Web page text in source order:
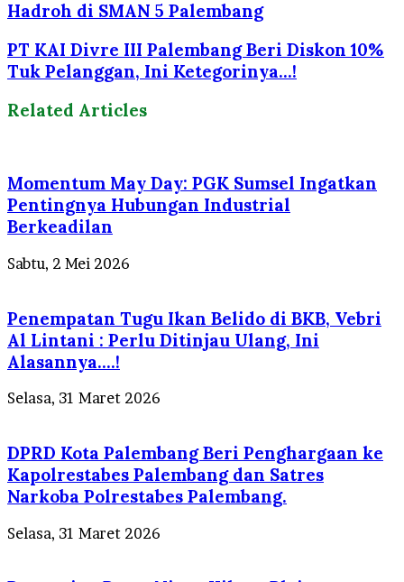
Hadroh di SMAN 5 Palembang
PT KAI Divre III Palembang Beri Diskon 10%
Tuk Pelanggan, Ini Ketegorinya...!
Related Articles
Momentum May Day: PGK Sumsel Ingatkan
Pentingnya Hubungan Industrial
Berkeadilan
Sabtu, 2 Mei 2026
Penempatan Tugu Ikan Belido di BKB, Vebri
Al Lintani : Perlu Ditinjau Ulang, Ini
Alasannya….!
Selasa, 31 Maret 2026
DPRD Kota Palembang Beri Penghargaan ke
Kapolrestabes Palembang dan Satres
Narkoba Polrestabes Palembang.
Selasa, 31 Maret 2026